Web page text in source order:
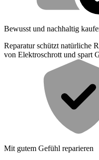
Bewusst und nachhaltig
Reparatur schützt natürliche
von Elektroschrott und spart
Mit gutem Gefühl reparieren